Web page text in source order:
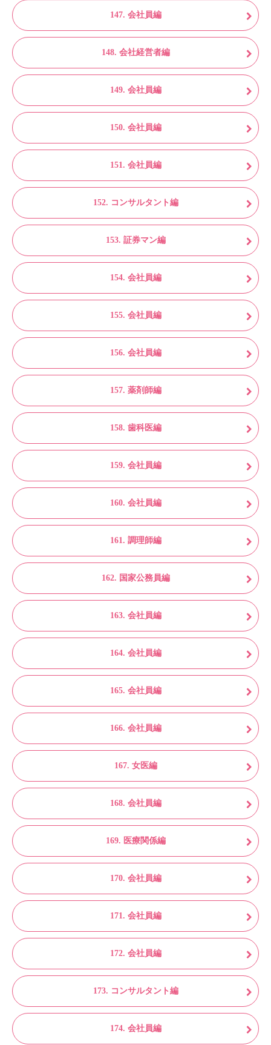
147. 会社員編
148. 会社経営者編
149. 会社員編
150. 会社員編
151. 会社員編
152. コンサルタント編
153. 証券マン編
154. 会社員編
155. 会社員編
156. 会社員編
157. 薬剤師編
158. 歯科医編
159. 会社員編
160. 会社員編
161. 調理師編
162. 国家公務員編
163. 会社員編
164. 会社員編
165. 会社員編
166. 会社員編
167. 女医編
168. 会社員編
169. 医療関係編
170. 会社員編
171. 会社員編
172. 会社員編
173. コンサルタント編
174. 会社員編